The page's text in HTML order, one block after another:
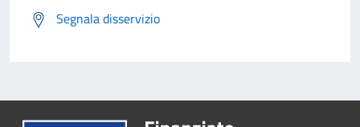
Segnala disservizio